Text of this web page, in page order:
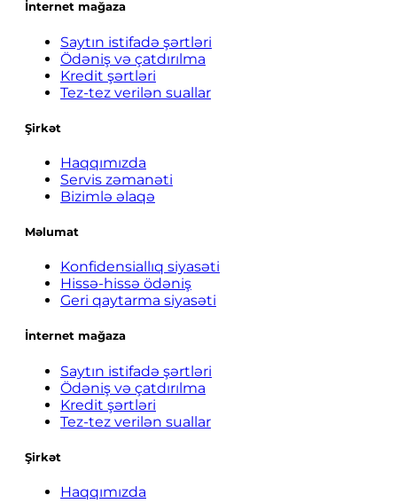
İnternet mağaza
Saytın istifadə şərtləri
Ödəniş və çatdırılma
Kredit şərtləri
Tez-tez verilən suallar
Şirkət
Haqqımızda
Servis zəmanəti
Bizimlə əlaqə
Məlumat
Konfidensiallıq siyasəti
Hissə-hissə ödəniş
Geri qaytarma siyasəti
İnternet mağaza
Saytın istifadə şərtləri
Ödəniş və çatdırılma
Kredit şərtləri
Tez-tez verilən suallar
Şirkət
Haqqımızda